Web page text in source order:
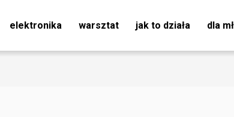
elektronika warsztat jak to działa dla